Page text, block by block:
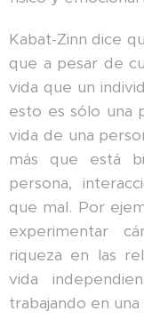
Kabat-Zinn dice
que a pesar de
vida que un
esto es sólo una
vida de una
más que está
persona,
que mal. Por
experimentar
riqueza en las
vida
trabajando en